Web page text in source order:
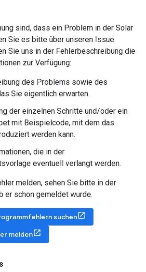
sind, dass ein Problem in der Solar
Sie es bitte über unseren Issue
Sie uns in der Fehlerbeschreibung die
zur Verfügung:
des Problems sowie des
Sie eigentlich erwarten.
der einzelnen Schritte und/oder ein
mit Beispielcode, mit dem das
werden kann.
die in der
eventuell verlangt werden.
melden, sehen Sie bitte in der
er schon gemeldet wurde.
suchen
melden